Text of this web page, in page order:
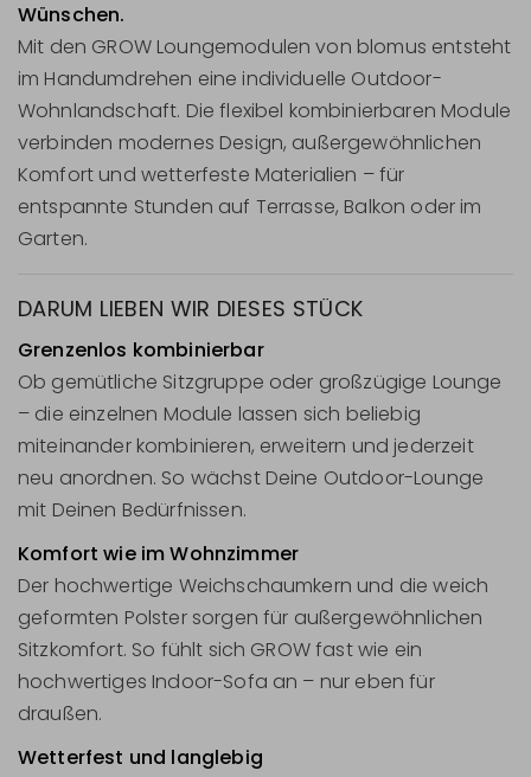
Wünschen.
Mit den GROW Loungemodulen von blomus entsteht
im Handumdrehen eine individuelle Outdoor-
Wohnlandschaft. Die flexibel kombinierbaren Module
verbinden modernes Design, außergewöhnlichen
Komfort und wetterfeste Materialien – für
entspannte Stunden auf Terrasse, Balkon oder im
Garten.
DARUM LIEBEN WIR DIESES STÜCK
Grenzenlos kombinierbar
Ob gemütliche Sitzgruppe oder großzügige Lounge
– die einzelnen Module lassen sich beliebig
miteinander kombinieren, erweitern und jederzeit
neu anordnen. So wächst Deine Outdoor-Lounge
mit Deinen Bedürfnissen.
Komfort wie im Wohnzimmer
Der hochwertige Weichschaumkern und die weich
geformten Polster sorgen für außergewöhnlichen
Sitzkomfort. So fühlt sich GROW fast wie ein
hochwertiges Indoor-Sofa an – nur eben für
draußen.
Wetterfest und langlebig